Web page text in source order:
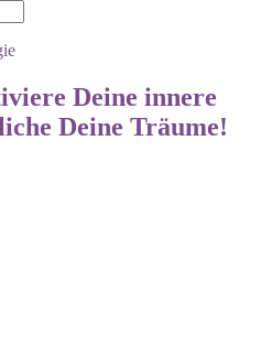
Deine innere
Deine Träume!